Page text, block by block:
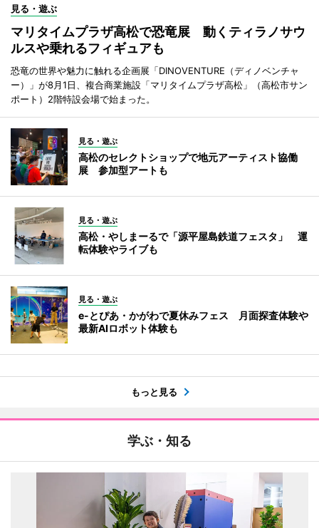
見る・遊ぶ
マリタイムプラザ高松で恐竜展 動くティラノサウ
ルスや乗れるフィギュアも
恐竜の世界や魅力に触れる企画展「DINOVENTURE（ディノベンチャ
ー）」が8月1日、複合商業施設「マリタイムプラザ高松」（高松市サン
ポート）2階特設会場で始まった。
見る・遊ぶ
高松のセレクトショップで地元アーティスト協働
展 参加型アートも
見る・遊ぶ
高松・やしまーるで「源平屋島鉄道フェスタ」 運
転体験やライブも
見る・遊ぶ
e-とぴあ・かがわで夏休みフェス 月面探査体験や
最新AIロボット体験も
もっと見る
学ぶ・知る